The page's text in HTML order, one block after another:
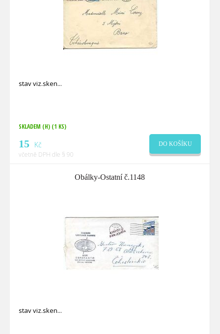
stav viz.sken
SKLADEM (H) (1 KS)
15 Kč
včetně DPH dle § 90
DO KOŠÍKU
Obálky-Ostatní č.1148
stav viz.sken